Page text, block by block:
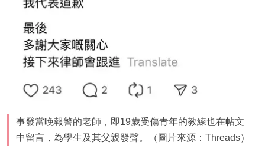
事發當晚報警的老師，即19歲受傷青年的教練也在帖文
中留言，為學生及其父親發聲。（圖片來源：Threads）